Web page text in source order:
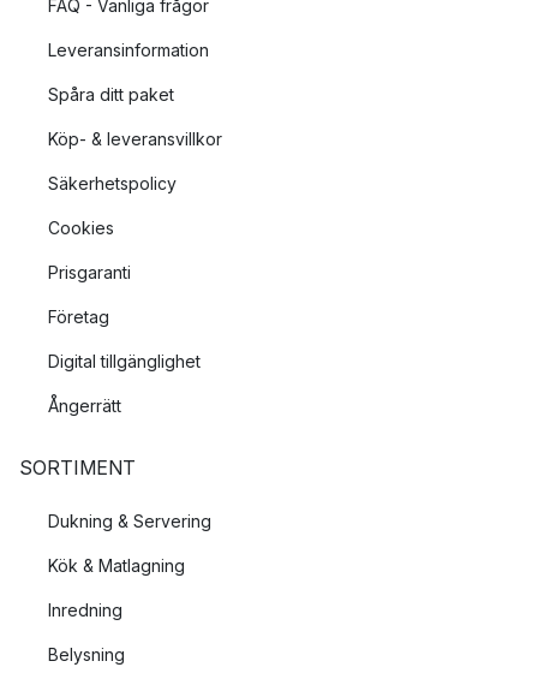
FAQ - Vanliga frågor
Leveransinformation
Spåra ditt paket
Köp- & leveransvillkor
Säkerhetspolicy
Cookies
Prisgaranti
Företag
Digital tillgänglighet
Ångerrätt
SORTIMENT
Dukning & Servering
Kök & Matlagning
Inredning
Belysning